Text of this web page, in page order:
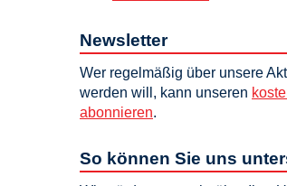
Newsletter
Wer regelmäßig über unsere
werden will, kann unseren
abonnieren.
So können Sie uns